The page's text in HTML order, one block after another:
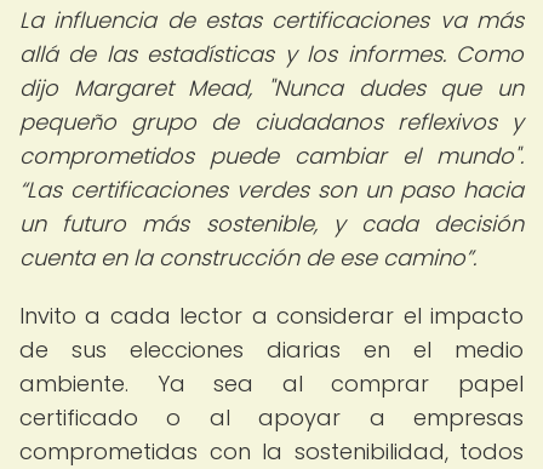
La influencia de estas certificaciones va más
allá de las estadísticas y los informes. Como
dijo Margaret Mead, "Nunca dudes que un
pequeño grupo de ciudadanos reflexivos y
comprometidos puede cambiar el mundo".
Las certificaciones verdes son un paso hacia
un futuro más sostenible, y cada decisión
cuenta en la construcción de ese camino .
Invito a cada lector a considerar el impacto
de sus elecciones diarias en el medio
ambiente. Ya sea al comprar papel
certificado o al apoyar a empresas
comprometidas con la sostenibilidad, todos